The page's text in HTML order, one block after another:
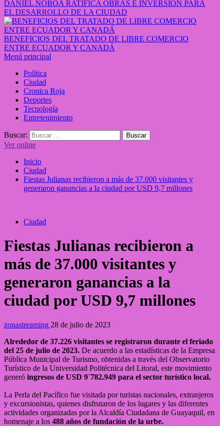
DANIEL NOBOA RATIFICA OBRAS E INVERSIÓN PARA
EL DESARROLLO DE LA CIUDAD
BENEFICIOS DEL TRATADO DE LIBRE COMERCIO
ENTRE ECUADOR Y CANADÁ
Menú principal
Política
Ciudad
Cronica Roja
Deportes
Tecnología
Entretenimiento
Buscar:
Ver online
Inicio
Ciudad
Fiestas Julianas recibieron a más de 37.000 visitantes y
generaron ganancias a la ciudad por USD 9,7 millones
Ciudad
Fiestas Julianas recibieron a
más de 37.000 visitantes y
generaron ganancias a la
ciudad por USD 9,7 millones
zonastreaming 28 de julio de 2023
Alrededor de 37.226 visitantes se registraron durante el feriado
del 25 de julio de 2023. De acuerdo a las estadísticas de la Empresa
Pública Municipal de Turismo, obtenidas a través del Observatorio
Turístico de la Universidad Politécnica del Litoral, este movimiento
generó ingresos de USD 9´782.949 para el sector turístico local.
La Perla del Pacífico fue visitada por turistas nacionales, extranjeros
y excursionistas, quienes disfrutaron de los lugares y las diferentes
actividades organizadas por la Alcaldía Ciudadana de Guayaquil, en
homenaje a los 488 años de fundación de la urbe.